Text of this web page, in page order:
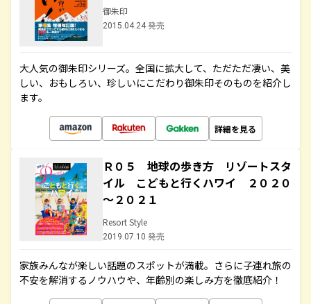
御朱印
2015.04.24 発売
大人気の御朱印シリーズ。全国に拡大して、ただただ凄い、美
しい、おもしろい、珍しいにこだわり御朱印そのものを紹介し
ます。
詳細を見る
Ｒ０５ 地球の歩き方 リゾートスタ
イル こどもと行くハワイ ２０２０
～２０２１
Resort Style
2019.07.10 発売
家族みんなが楽しい話題のスポットが満載。さらに子連れ旅の
不安を解消するノウハウや、年齢別の楽しみ方を徹底紹介！